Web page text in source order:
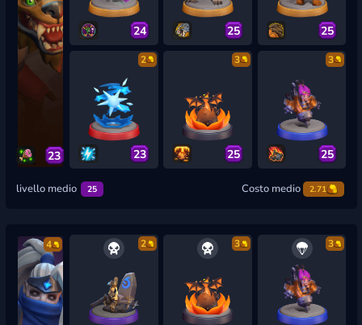
23
24 25 25
2
23
3
25
3
25
livello medio 25 Costo medio 2.71
4 2 3 3